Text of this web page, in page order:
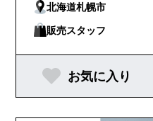
北海道札幌市
販売スタッフ
お気に入り